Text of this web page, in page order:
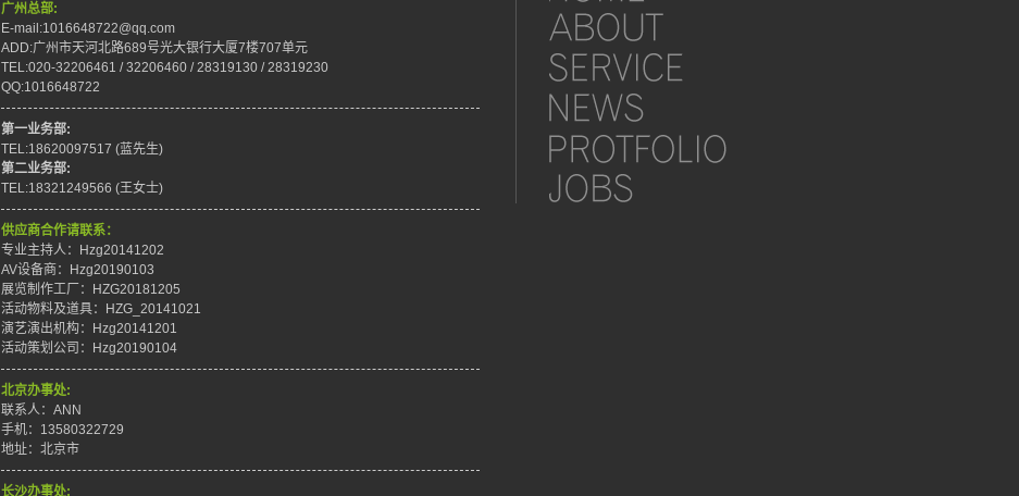
广州总部:
E-mail:1016648722@qq.com
ADD:广州市天河北路689号光大银行大厦7楼707单元
TEL:020-32206461 / 32206460 / 28319130 / 28319230
QQ:1016648722
第一业务部:
TEL:18620097517 (蓝先生)
第二业务部:
TEL:18321249566 (王女士)
供应商合作请联系：
专业主持人：Hzg20141202
AV设备商：Hzg20190103
展览制作工厂：HZG20181205
活动物料及道具：HZG_20141021
演艺演出机构：Hzg20141201
活动策划公司：Hzg20190104
北京办事处:
联系人：ANN
手机：13580322729
地址：北京市
长沙办事处: